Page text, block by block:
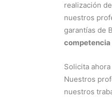
realización
nuestros
garantías de
competencia
Solicita
Nuestros
nuestros